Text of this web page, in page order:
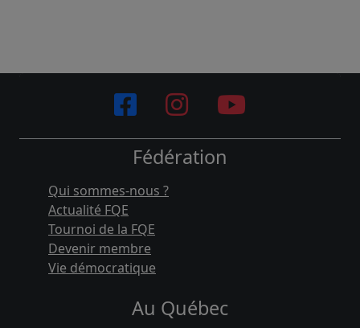
Fédération
Qui sommes-nous ?
Actualité FQE
Tournoi de la FQE
Devenir membre
Vie démocratique
Au Québec